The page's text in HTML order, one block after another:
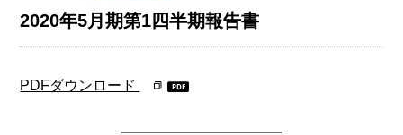
2020年5月期第1四半期報告書
PDFダウンロード